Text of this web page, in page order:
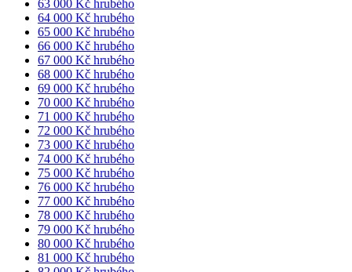
63 000 Kč hrubého
64 000 Kč hrubého
65 000 Kč hrubého
66 000 Kč hrubého
67 000 Kč hrubého
68 000 Kč hrubého
69 000 Kč hrubého
70 000 Kč hrubého
71 000 Kč hrubého
72 000 Kč hrubého
73 000 Kč hrubého
74 000 Kč hrubého
75 000 Kč hrubého
76 000 Kč hrubého
77 000 Kč hrubého
78 000 Kč hrubého
79 000 Kč hrubého
80 000 Kč hrubého
81 000 Kč hrubého